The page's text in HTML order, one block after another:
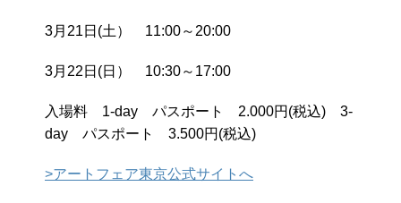
3月21日(土） 11:00～20:00
3月22日(日） 10:30～17:00
入場料 1-day パスポート 2.000円(税込) 3-
day パスポート 3.500円(税込)
>アートフェア東京公式サイトへ